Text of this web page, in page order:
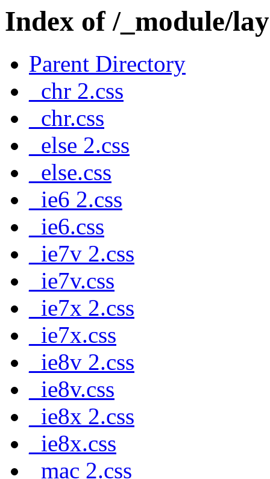
Index of /_module/
Parent Directory
_chr 2.css
_chr.css
_else 2.css
_else.css
_ie6 2.css
_ie6.css
_ie7v 2.css
_ie7v.css
_ie7x 2.css
_ie7x.css
_ie8v 2.css
_ie8v.css
_ie8x 2.css
_ie8x.css
_mac 2.css